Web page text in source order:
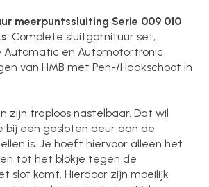
meerpuntssluiting Serie 009 010
. Complete sluitgarnituur set,
Automatic en Automotortronic
van HMB met Pen-/Haakschoot in
zijn traploos nastelbaar. Dat wil
een gesloten deur aan de
is. Je hoeft hiervoor alleen het
tot het blokje tegen de
slot komt. Hierdoor zijn moeilijk